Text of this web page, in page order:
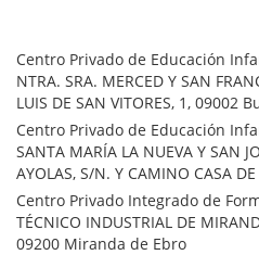
Centro Privado de Educación
NTRA. SRA. MERCED Y SAN
LUIS DE SAN VITORES, 1, 09002
Centro Privado de Educación
SANTA MARÍA LA NUEVA Y SAN
AYOLAS, S/N. Y CAMINO CASA
Centro Privado Integrado de
TÉCNICO INDUSTRIAL DE
09200 Miranda de Ebro